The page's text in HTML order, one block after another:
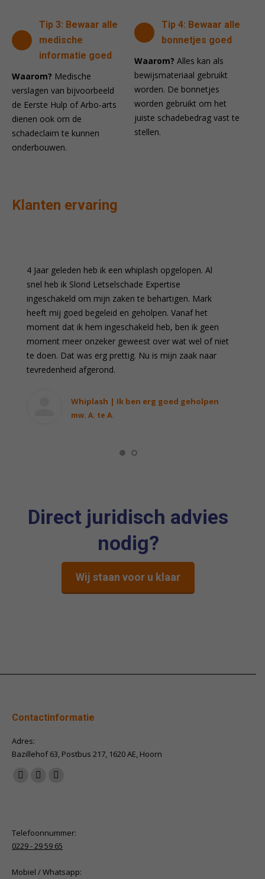
Tip 3: Bewaar alle
medische
informatie goed
Waarom? Medische
verslagen van bijvoorbeeld
de Eerste Hulp of Arbo-arts
dienen ook om de
schadeclaim te kunnen
onderbouwen.
Tip 4: Bewaar alle
bonnetjes goed
Waarom? Alles kan als
bewijsmateriaal gebruikt
worden. De bonnetjes
worden gebruikt om het
juiste schadebedrag vast te
stellen.
Klanten ervaring
4 Jaar geleden heb ik een whiplash opgelopen. Al
snel heb ik Slond Letselschade Expertise
ingeschakeld om mijn zaken te behartigen. Mark
heeft mij goed begeleid en geholpen. Vanaf het
moment dat ik hem ingeschakeld heb, ben ik geen
moment meer onzeker geweest over wat wel of niet
te doen. Dat was erg prettig. Nu is mijn zaak naar
tevredenheid afgerond.
Whiplash | Ik ben erg goed geholpen
mw. A. te A.
Direct juridisch advies
nodig?
Wij staan voor u klaar
Contactinformatie
Adres:
Bazillehof 63, Postbus 217, 1620 AE, Hoorn
Vind ons op:
in
new new new
Telefoonnummer:
0229 - 29 59 65
Mobiel / Whatsapp: